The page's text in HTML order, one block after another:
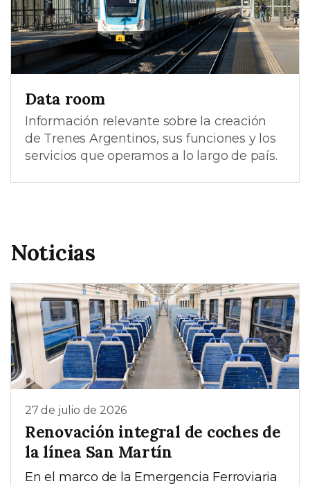
Data room
Información relevante sobre la creación
de Trenes Argentinos, sus funciones y los
servicios que operamos a lo largo de país.
Noticias
27 de julio de 2026
Renovación integral de coches de
la línea San Martín
En el marco de la Emergencia Ferroviaria